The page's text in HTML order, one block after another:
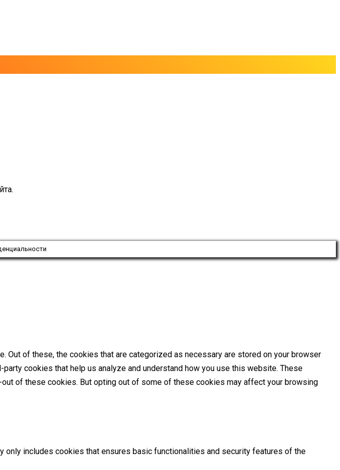
of these, the cookies that are categorized as necessary are stored on your browser
cookies that help us analyze and understand how you use this website. These
of these cookies. But opting out of some of these cookies may affect your browsing
includes cookies that ensures basic functionalities and security features of the